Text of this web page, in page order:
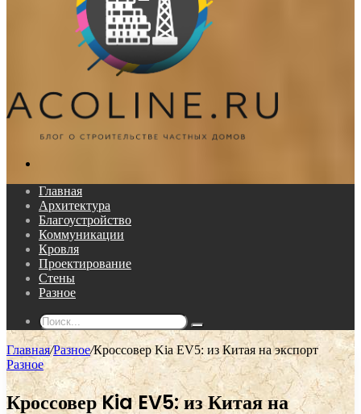
Главная
Архитектура
Благоустройство
Коммуникации
Кровля
Проектирование
Стены
Разное
Поиск...
Главная/Разное/Кроссовер Kia EV5: из Китая на экспорт
Разное
Кроссовер Kia EV5: из Китая на